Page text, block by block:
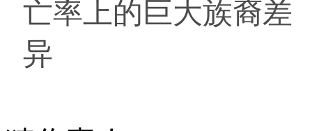
亡率上的巨大族裔差
异